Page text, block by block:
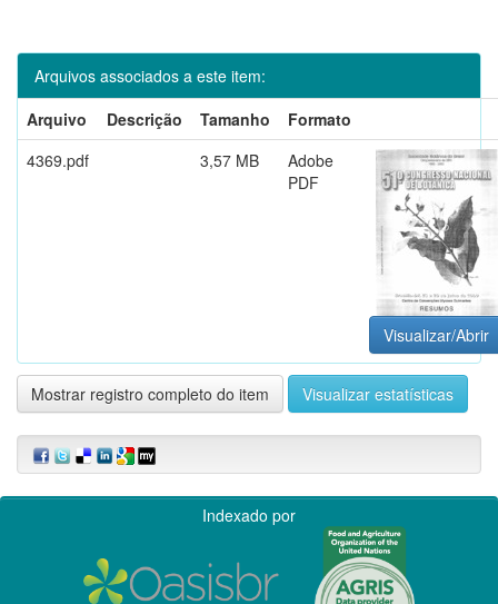
Arquivos associados a este item:
Arquivo
Descrição Tamanho
Formato
4369.pdf
3,57 MB
Adobe
PDF
Visualizar/Abrir
Mostrar registro completo do item Visualizar estatísticas
Indexado por